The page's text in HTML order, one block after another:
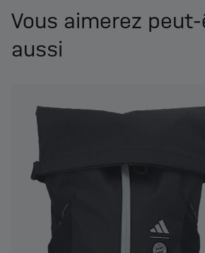
Vous aimerez
aussi